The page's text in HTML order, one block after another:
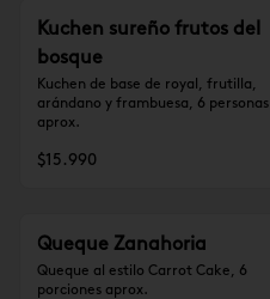
Kuchen sureño frutos del
bosque
Kuchen de base de royal, frutilla,
arándano y frambuesa, 6 personas
aprox.
$15.990
Queque Zanahoria
Queque al estilo Carrot Cake, 6
porciones aprox.